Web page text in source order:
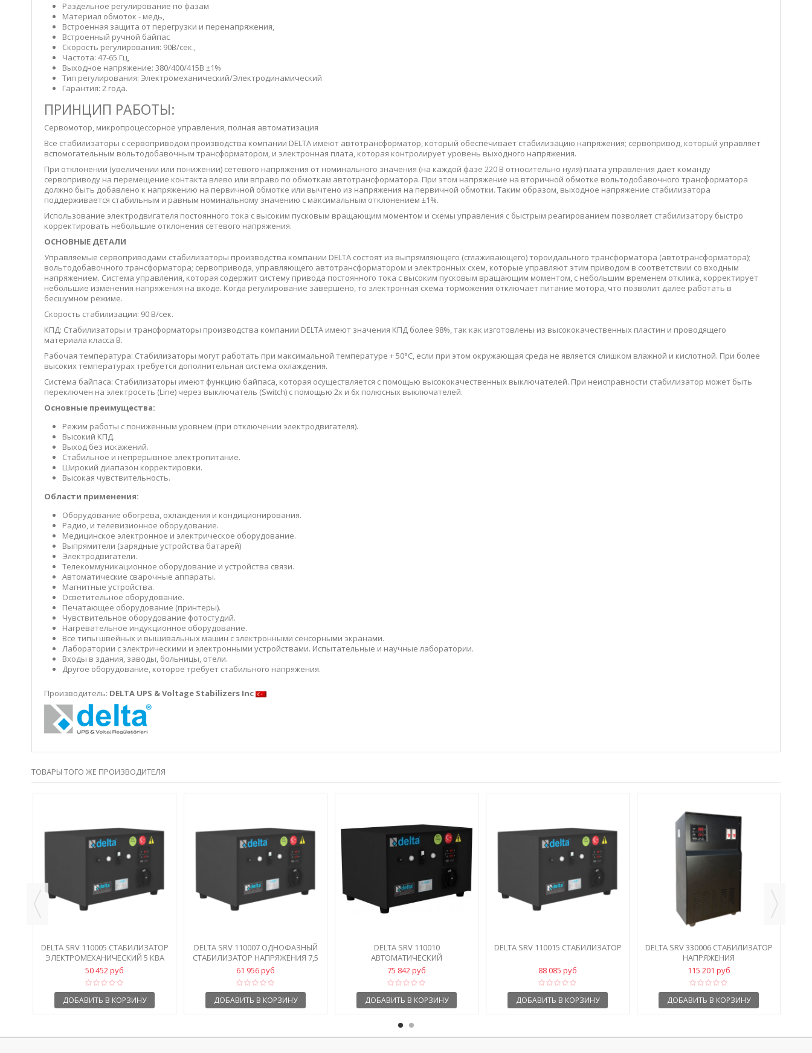
Раздельное регулирование по фазам
Материал обмоток - медь,
Встроенная защита от перегрузки и перенапряжения,
Встроенный ручной байпас
Скорость регулирования: 90В/сек.,
Частота: 47-65 Гц,
Выходное напряжение: 380/400/415В ±1%
Тип регулирования: Электромеханический/Электродинамический
Гарантия: 2 года.
ПРИНЦИП РАБОТЫ:
Сервомотор, микропроцессорное управления, полная автоматизация
Все стабилизаторы с сервоприводом производства компании DELTA имеют автотрансформатор, который обеспечивает стабилизацию напряжения; сервопривод, который управляет
вспомогательным вольтодобавочным трансформатором, и электронная плата, которая контролирует уровень выходного напряжения.
При отклонении (увеличении или понижении) сетевого напряжения от номинального значения (на каждой фазе 220 В относительно нуля) плата управления дает команду
сервоприводу на перемещение контакта влево или вправо по обмоткам автотрансформатора. При этом напряжение на вторичной обмотке вольтодобавочного трансформатора
должно быть добавлено к напряжению на первичной обмотке или вычтено из напряжения на первичной обмотки. Таким образом, выходное напряжение стабилизатора
поддерживается стабильным и равным номинальному значению с максимальным отклонением ±1%.
Использование электродвигателя постоянного тока с высоким пусковым вращающим моментом и схемы управления с быстрым реагированием позволяет стабилизатору быстро
корректировать небольшие отклонения сетевого напряжения.
ОСНОВНЫЕ ДЕТАЛИ
Управляемые сервоприводами стабилизаторы производства компании DELTA состоят из выпрямляющего (сглаживающего) тороидального трансформатора (автотрансформатора);
вольтодобавочного трансформатора; сервопривода, управляющего автотрансформатором и электронных схем, которые управляют этим приводом в соответствии со входным
напряжением. Система управления, которая содержит систему привода постоянного тока с высоким пусковым вращающим моментом, с небольшим временем отклика, корректирует
небольшие изменения напряжения на входе. Когда регулирование завершено, то электронная схема торможения отключает питание мотора, что позволит далее работать в
бесшумном режиме.
Скорость стабилизации: 90 В/сек.
КПД: Стабилизаторы и трансформаторы производства компании DELTA имеют значения КПД более 98%, так как изготовлены из высококачественных пластин и проводящего
материала класса В.
Рабочая температура: Стабилизаторы могут работать при максимальной температуре + 50°C, если при этом окружающая среда не является слишком влажной и кислотной. При более
высоких температурах требуется дополнительная система охлаждения.
Система байпаса: Стабилизаторы имеют функцию байпаса, которая осуществляется с помощью высококачественных выключателей. При неисправности стабилизатор может быть
переключен на электросеть (Line) через выключатель (Switch) с помощью 2х и 6х полюсных выключателей.
Основные преимущества:
Режим работы с пониженным уровнем (при отключении электродвигателя).
Высокий КПД.
Выход без искажений.
Стабильное и непрерывное электропитание.
Широкий диапазон корректировки.
Высокая чувствительность.
Области применения:
Оборудование обогрева, охлаждения и кондиционирования.
Радио, и телевизионное оборудование.
Медицинское электронное и электрическое оборудование.
Выпрямители (зарядные устройства батарей)
Электродвигатели.
Телекоммуникационное оборудование и устройства связи.
Автоматические сварочные аппараты.
Магнитные устройства.
Осветительное оборудование.
Печатающее оборудование (принтеры).
Чувствительное оборудование фотостудий.
Нагревательное индукционное оборудование.
Все типы швейных и вышивальных машин с электронными сенсорными экранами.
Лаборатории с электрическими и электронными устройствами. Испытательные и научные лаборатории.
Входы в здания, заводы, больницы, отели.
Другое оборудование, которое требует стабильного напряжения.
Производитель: DELTA UPS & Voltage Stabilizers Inc
ТОВАРЫ ТОГО ЖЕ ПРОИЗВОДИТЕЛЯ
DELTA SRV 110005 СТАБИЛИЗАТОР
ЭЛЕКТРОМЕХАНИЧЕСКИЙ 5 КВА
50 452 руб
ДОБАВИТЬ В КОРЗИНУ
DELTA SRV 110007 ОДНОФАЗНЫЙ
СТАБИЛИЗАТОР НАПРЯЖЕНИЯ 7,5
КВА
61 956 руб
ДОБАВИТЬ В КОРЗИНУ
DELTA SRV 110010
АВТОМАТИЧЕСКИЙ
СТАБИЛИЗАТОР НАПРЯЖЕНИЯ
75 842 руб
ДОБАВИТЬ В КОРЗИНУ
DELTA SRV 110015 СТАБИЛИЗАТОР
88 085 руб
ДОБАВИТЬ В КОРЗИНУ
DELTA SRV 330006 СТАБИЛИЗАТОР
НАПРЯЖЕНИЯ
115 201 руб
ДОБАВИТЬ В КОРЗИНУ